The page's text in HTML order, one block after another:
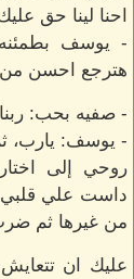
احنا لينا حق
- يوسف
هترجع احسن من
- صفيه بحب:
- يوسف: يارب،
روحي إلى
داست علي
من غيرها ثم ضرب
عليك ان